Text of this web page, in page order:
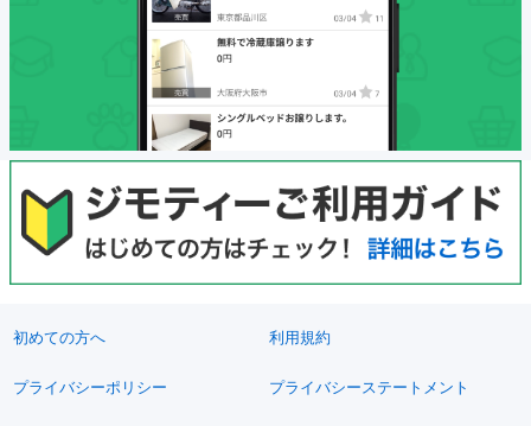
初めての方へ 利用規約
プライバシーポリシー プライバシーステートメント